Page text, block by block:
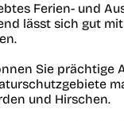
Ferien- und
lässt sich gut
Sie prächtige
und Hirschen.